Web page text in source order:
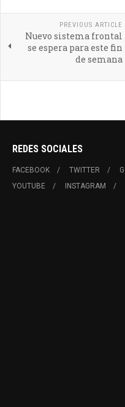
PREVIOUS ARTICLE
Nuevo sistema frontal
se espera para este fin
de semana
REDES SOCIALES
FACEBOOK TWITTER
YOUTUBE
INSTAGRAM